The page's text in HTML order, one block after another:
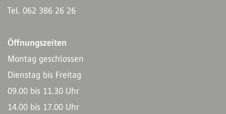
Tel. 062 386 26 26
Öffnungszeiten
Montag geschlossen
Dienstag bis Freitag
09.00 bis 11.30 Uhr
14.00 bis 17.00 Uhr